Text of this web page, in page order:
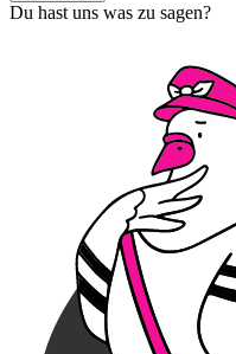
Du hast uns was zu sagen?